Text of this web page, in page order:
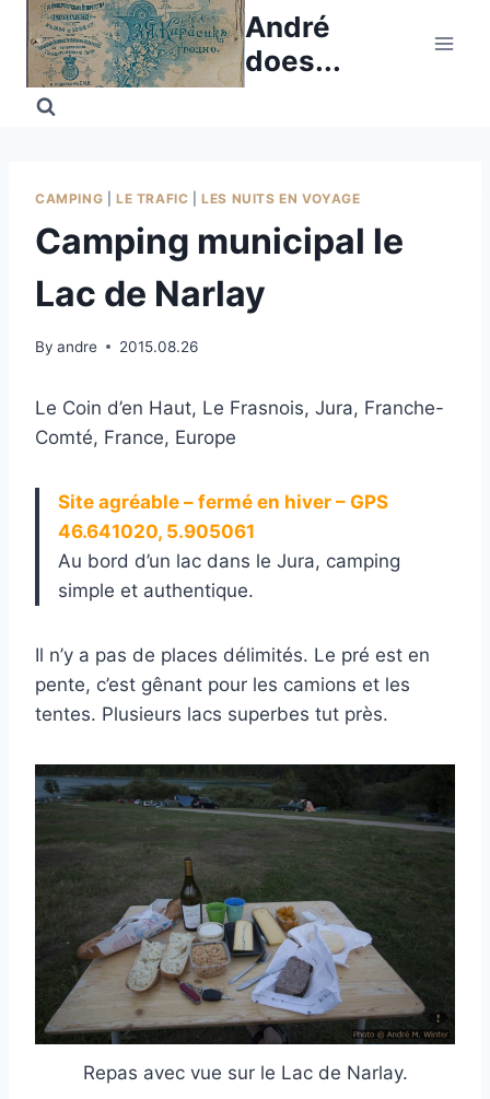
Skip
content
André
does...
CAMPING LE TRAFIC |LES NUITS EN VOYAGE
Camping municipal le
Lac de Narlay
By andre 2015.08.26
Le Coin d’en Haut, Le Frasnois, Jura, Franche-
Comté, France, Europe
Site agréable – fermé en hiver – GPS
46.641020, 5.905061
Au bord d’un lac dans le Jura, camping
simple et authentique.
Il n’y a pas de places délimités. Le pré est en
pente, c’est gênant pour les camions et les
tentes. Plusieurs lacs superbes tut près.
Repas avec vue sur le Lac de Narlay.